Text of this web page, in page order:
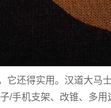
它还得实用。汉道大马
/手机支架、改锥、多